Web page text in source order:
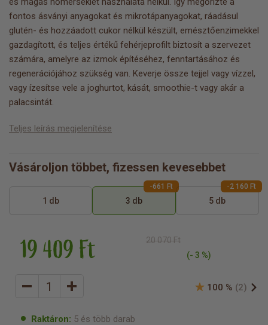
fontos ásványi anyagokat és mikrotápanyagokat, ráadásul
glutén- és hozzáadott cukor nélkül készült, emésztőenzimekkel
gazdagított, és teljes értékű fehérjeprofilt biztosít a szervezet
számára, amelyre az izmok építéséhez, fenntartásához és
regenerációjához szükség van. Keverje össze tejjel vagy vízzel,
vagy ízesítse vele a joghurtot, kását, smoothie-t vagy akár a
palacsintát.
Teljes leírás megjelenítése
Vásároljon többet, fizessen kevesebbet
1 db 3 db
-661 Ft
5 db
-2 160 Ft
100 % (2)
(- 3 %)
20 070 Ft
19 409 Ft
Raktáron: 5 és több darab